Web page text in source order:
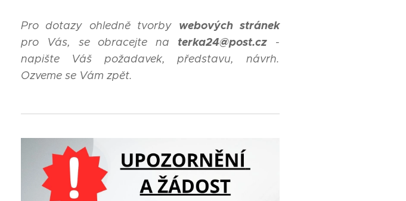
Pro dotazy ohledně tvorby webových stránek
pro Vás, se obracejte na terka24@post.cz -
napište Váš požadavek, představu, návrh.
Ozveme se Vám zpět.